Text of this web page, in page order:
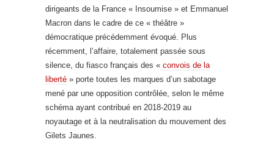
dirigeants de la France « Insoumise » et Emmanuel
Macron dans le cadre de ce « théâtre »
démocratique précédemment évoqué. Plus
récemment, l’affaire, totalement passée sous
silence, du fiasco français des « convois de la
liberté » porte toutes les marques d’un sabotage
mené par une opposition contrôlée, selon le même
schéma ayant contribué en 2018-2019 au
noyautage et à la neutralisation du mouvement des
Gilets Jaunes.